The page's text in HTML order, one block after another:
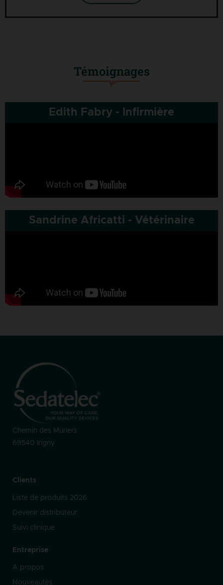
Témoignages
Edith Fabry - Infirmière
Sandrine Africatti - Vétérinaire
Chemin des Mûriers
69540 Irigny
Clients
Liste de produits 2026
Devenir distributeur
Suivi clinique
Entreprise
A propos
Nouveautés